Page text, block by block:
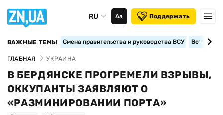
RU Аа Поддержать
ВАЖНЫЕ ТЕМЫ Смена правительства и руководства ВСУ
ГЛАВНАЯ УКРАИНА
В БЕРДЯНСКЕ ПРОГРЕМЕЛИ ВЗРЫВЫ,
ОККУПАНТЫ ЗАЯВЛЯЮТ О
«РАЗМИНИРОВАНИИ ПОРТА»